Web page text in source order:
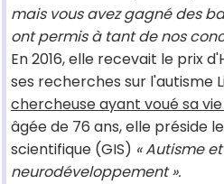
mais vous avez gagné des
ont permis à tant de nos
En 2016, elle recevait le prix
ses recherches sur l'autisme
chercheuse ayant voué sa
âgée de 76 ans, elle préside
scientifique (GIS) « Autisme
neurodéveloppement ».